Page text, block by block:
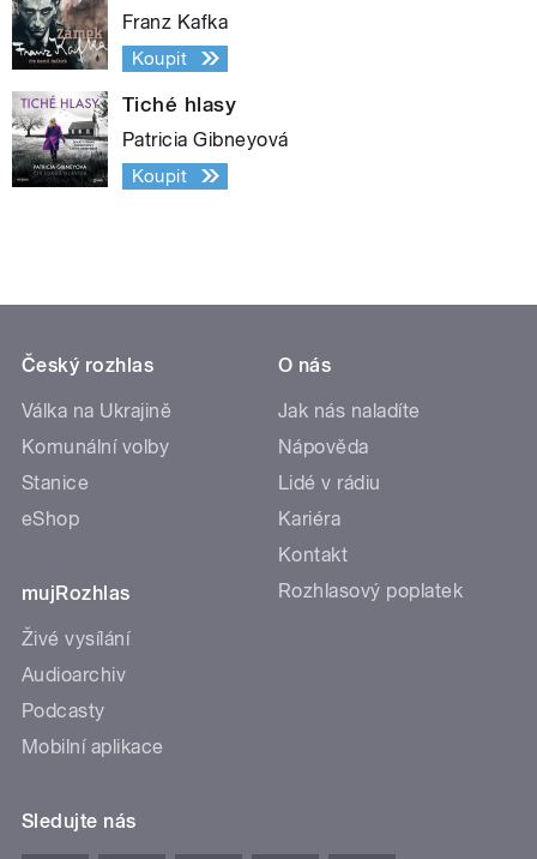
Franz Kafka
Koupit
Tiché hlasy
Patricia Gibneyová
Koupit
Český rozhlas
Válka na Ukrajině
Komunální volby
Stanice
eShop
mujRozhlas
Živé vysílání
Audioarchiv
Podcasty
Mobilní aplikace
O nás
Jak nás naladíte
Nápověda
Lidé v rádiu
Kariéra
Kontakt
Rozhlasový poplatek
Sledujte nás